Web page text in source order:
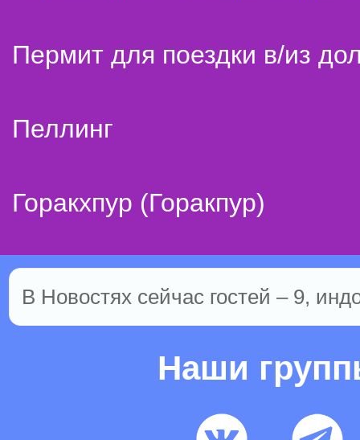
Пермит для поездки в/из
Пеллинг
Горакхпур (Горакпур)
В Новостях сейчас гостей – 9,
Наши